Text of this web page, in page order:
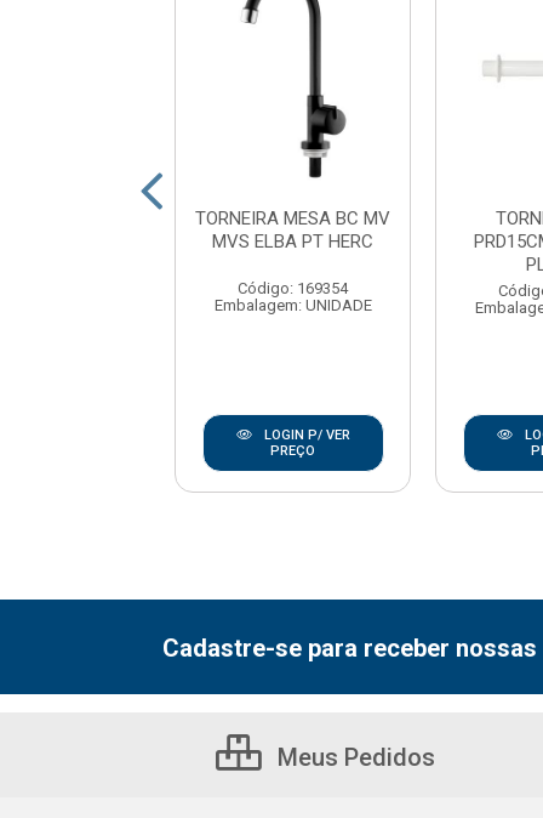
TORNEIRA MESA BC MV
MVS ELBA PT HERC
Código: 169354
Embalagem: UNIDADE
LOGIN P/ VER
PREÇO
Cadastre-se para receber
Meus Pedidos